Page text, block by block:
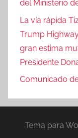
del Ministerio
La vía rápida
Trump
gran estima
Presidente
Comunicado
Tema para